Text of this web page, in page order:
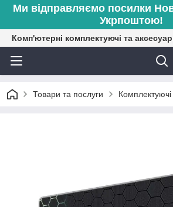
Ми відправляємо посилки
Укрпоштою!
Комп'ютерні комплектуючі та
Товари та послуги